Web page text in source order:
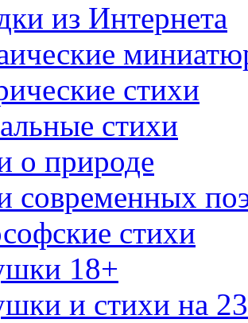
из Интернета
стихи
стихи
о природе
современных
стихи
18+
и стихи на